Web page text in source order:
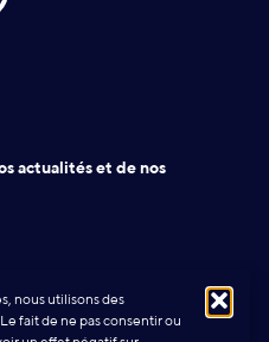
nous utilisons des
fait de ne pas consentir ou
actualités et de nos